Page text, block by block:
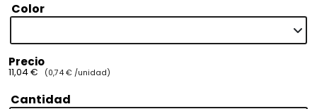
Color
Precio
11,04 € (0,74 € /unidad)
Cantidad